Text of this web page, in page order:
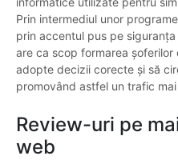
Prin intermediul unor
prin accentul pus pe
are ca scop formarea
adopte decizii corecte și să
promovând astfel un trafic mai
Review-uri pe
web